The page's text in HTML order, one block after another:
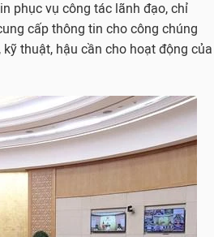
phục vụ công tác lãnh đạo, chỉ
cấp thông tin cho công chúng
thuật, hậu cần cho hoạt động của